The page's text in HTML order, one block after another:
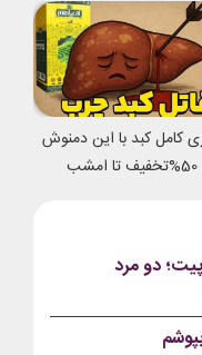
کامل کبد با این دمنوش
دو مرد